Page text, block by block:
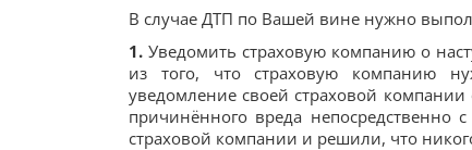
В случае ДТП по Вашей вине нужно
1. Уведомить страховую компанию о
из того, что страховую компанию
уведомление своей страховой
причинённого вреда
страховой компании и решили, что